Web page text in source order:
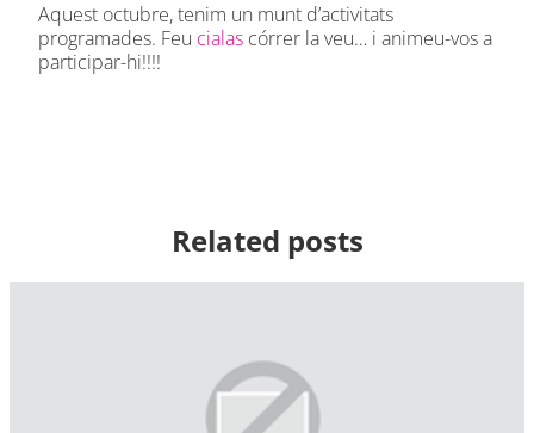
Aquest octubre, tenim un munt d’activitats
programades. Feu cialas córrer la veu… i animeu-vos a
participar-hi!!!!
Related posts